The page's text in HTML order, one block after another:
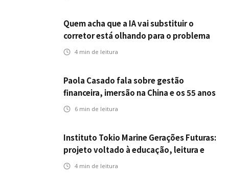
Quem acha que a IA vai substituir o
corretor está olhando para o problema
errado
4 min de leitura
Paola Casado fala sobre gestão
financeira, imersão na China e os 55 anos
da ENS
6 min de leitura
Instituto Tokio Marine Gerações Futuras:
projeto voltado à educação, leitura e
empregabilidade
4 min de leitura